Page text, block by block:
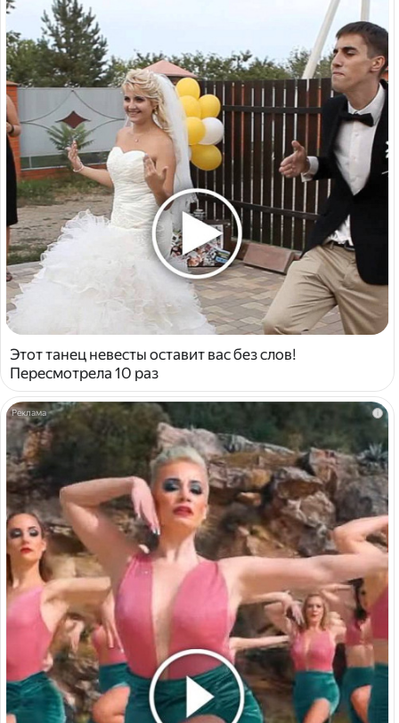
Этот танец невесты оставит вас без слов!
Пересмотрела 10 раз
i